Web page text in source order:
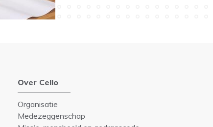
Over Cello
Organisatie
Medezeggenschap